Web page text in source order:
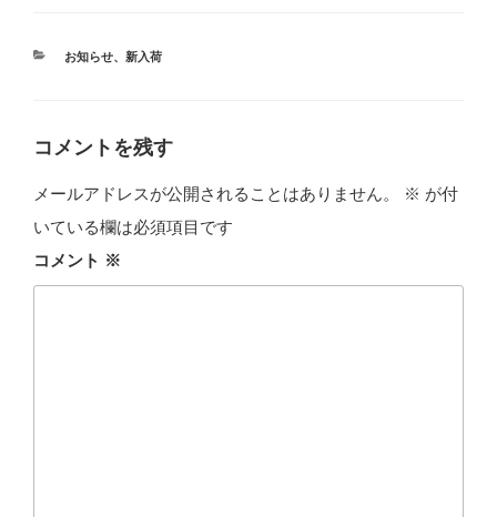
カ
お知らせ、 新入荷
コメントを残す
メールアドレスが公開されることはありません。 ※ が付
いている欄は必須項目です
コメント ※